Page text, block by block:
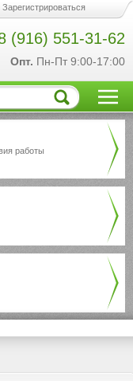
Зарегистрироваться
(916) 551-31-62
Опт. Пн-Пт 9:00-17:00
работы